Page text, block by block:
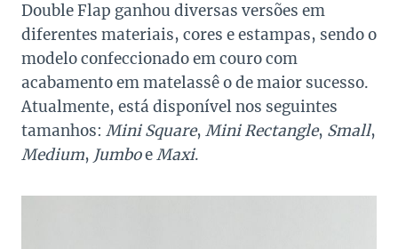
Double Flap ganhou diversas versões em
diferentes materiais, cores e estampas, sendo o
modelo confeccionado em couro com
acabamento em matelassê o de maior sucesso.
Atualmente, está disponível nos seguintes
tamanhos: Mini Square, Mini Rectangle, Small,
Medium, JumboeMaxi.